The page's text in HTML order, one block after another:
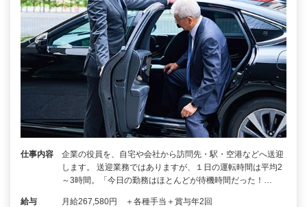
仕事内容
企業の役員を、自宅や会社から訪問先・駅・空港などへ送迎
します。 送迎業務ではありますが、１日の運転時間は平均2
～3時間。「今日の勤務はほとんどが待機時間だった！…
給与 月給267,580円 ＋各種手当＋賞与年2回